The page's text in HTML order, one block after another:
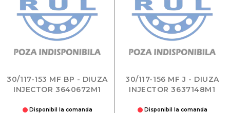
30/117-153 MF BP - DIUZA
INJECTOR 3640672M1
Disponibil la comanda
30/117-156 MF J - DIUZA
INJECTOR 3637148M1
Disponibil la comanda